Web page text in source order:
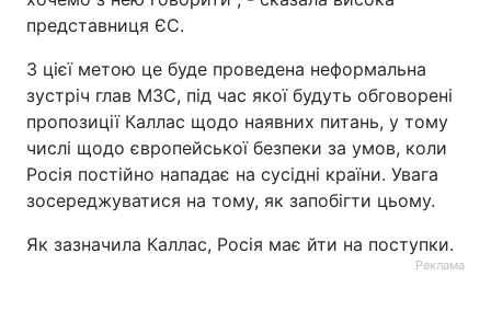
представниця ЄС.
З цієї метою це буде проведена неформальна
зустріч глав МЗС, під час якої будуть обговорені
пропозиції Каллас щодо наявних питань, у тому
числі щодо європейської безпеки за умов, коли
Росія постійно нападає на сусідні країни. Увага
зосереджуватися на тому, як запобігти цьому.
Як зазначила Каллас, Росія має йти на поступки.
Реклама